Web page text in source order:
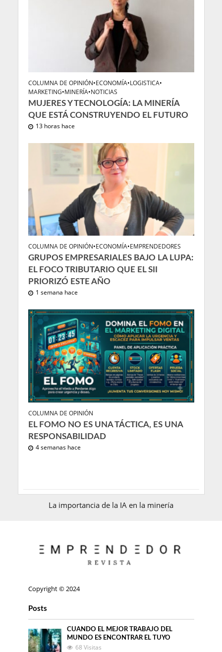
COLUMNA DE OPINIÓN•ECONOMÍA•LOGISTICA•
MARKETING•MINERÍA•NOTICIAS
MUJERES Y TECNOLOGÍA: LA MINERÍA
QUE ESTÁ CONSTRUYENDO EL FUTURO
13 horas hace
COLUMNA DE OPINIÓN•ECONOMÍA•EMPRENDEDORES
GRUPOS EMPRESARIALES BAJO LA LUPA:
EL FOCO TRIBUTARIO QUE EL SII
PRIORIZÓ ESTE AÑO
1 semana hace
COLUMNA DE OPINIÓN
EL FOMO NO ES UNA TÁCTICA, ES UNA
RESPONSABILIDAD
4 semanas hace
La importancia de la IA en la minería
Copyright © 2024
Posts
CUANDO EL MEJOR TRABAJO DEL
MUNDO ES ENCONTRAR EL TUYO
68 Visitas